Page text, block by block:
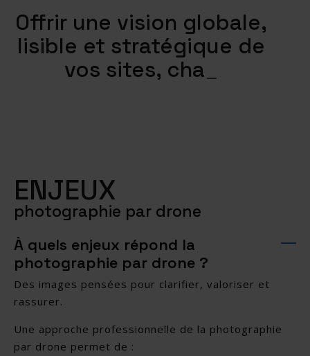
Offrir une vision globale,
lisible et stratégique de
vos sites, chantier
ENJEUX
photographie par drone
À quels enjeux répond la
photographie par drone ?
Des images pensées pour clarifier, valoriser et
rassurer.
Une approche professionnelle de la photographie
par drone permet de :